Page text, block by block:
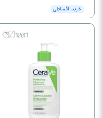
خرید اقساطی